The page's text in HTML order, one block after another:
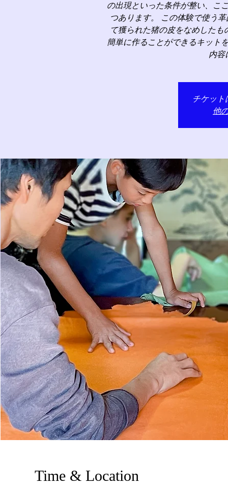
の出現といった条件が整い、こ
つあります。 この体験で使う
て獲られた猪の皮をなめした
簡単に作ることができるキット
内容
チケット
他
Time & Location